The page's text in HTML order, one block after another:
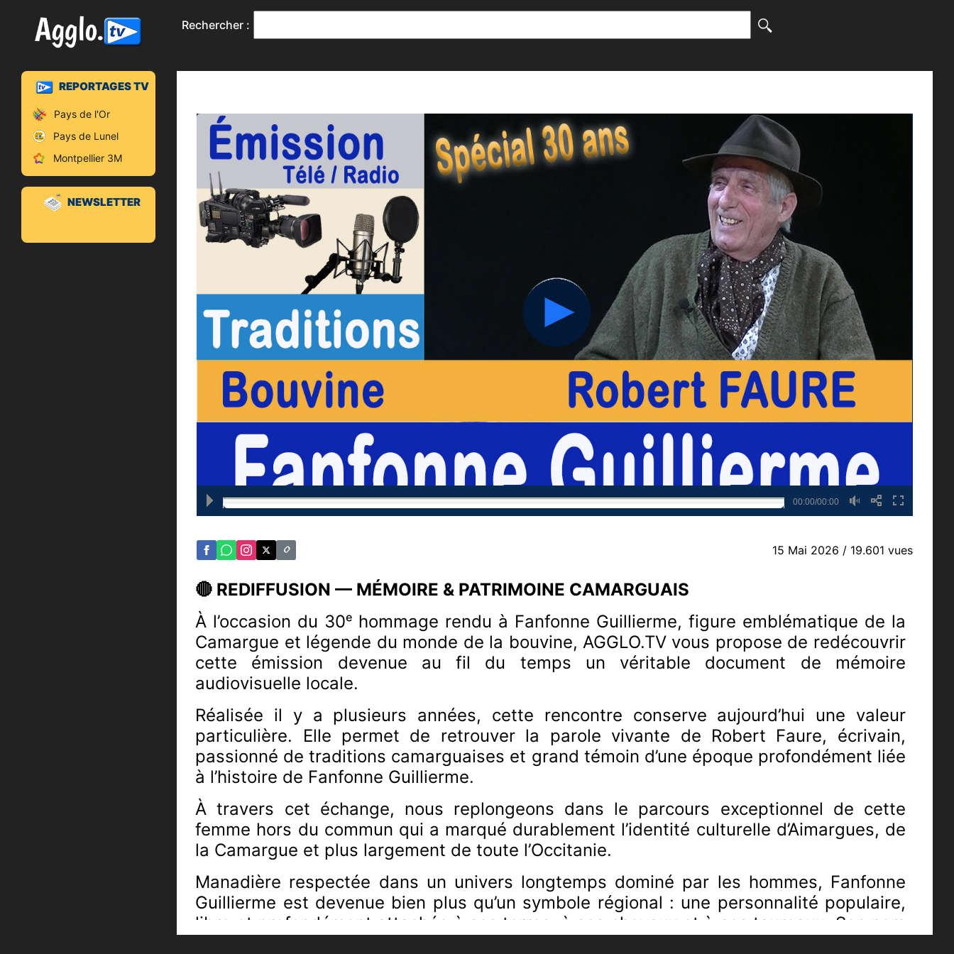
[()]
Rechercher :
REPORTAGES TV
Pays de l'Or
Pays de Lunel
Montpellier 3M
NEWSLETTER
00:00/00:00
15 Mai 2026 / 19.601 vues
🔴 REDIFFUSION — MÉMOIRE & PATRIMOINE CAMARGUAIS
À l’occasion du 30ᵉ hommage rendu à Fanfonne Guillierme, figure emblématique de la
Camargue et légende du monde de la bouvine, AGGLO.TV vous propose de redécouvrir
cette émission devenue au fil du temps un véritable document de mémoire
audiovisuelle locale.
Réalisée il y a plusieurs années, cette rencontre conserve aujourd’hui une valeur
particulière. Elle permet de retrouver la parole vivante de Robert Faure, écrivain,
passionné de traditions camarguaises et grand témoin d’une époque profondément liée
à l’histoire de Fanfonne Guillierme.
À travers cet échange, nous replongeons dans le parcours exceptionnel de cette
femme hors du commun qui a marqué durablement l’identité culturelle d’Aimargues, de
la Camargue et plus largement de toute l’Occitanie.
Manadière respectée dans un univers longtemps dominé par les hommes, Fanfonne
Guillierme est devenue bien plus qu’un symbole régional : une personnalité populaire,
libre et profondément attachée à ses terres, à ses chevaux et à ses taureaux. Son nom